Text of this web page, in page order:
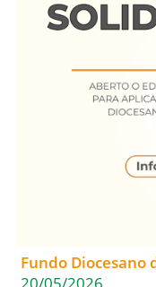
Fundo Diocesano